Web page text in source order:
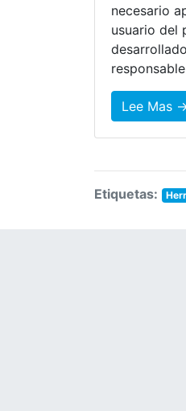
necesario
usuario del
Lee Mas
Etiquetas: